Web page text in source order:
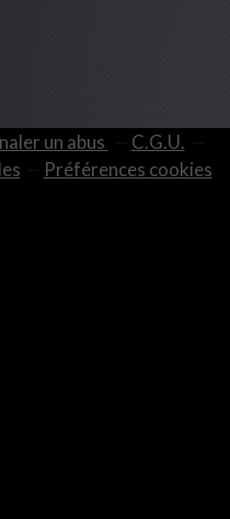
un abus
C.G.U.
Préférences cookies